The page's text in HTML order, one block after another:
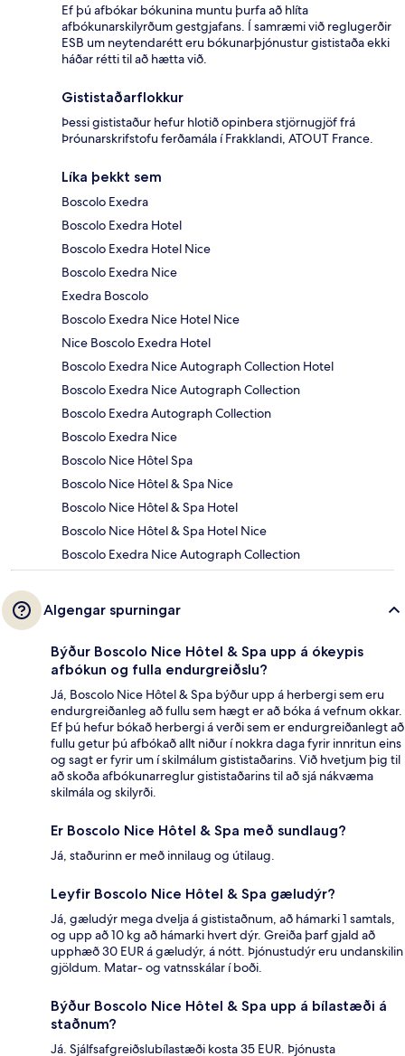
Ef þú afbókar bókunina muntu þurfa að hlíta
afbókunarskilyrðum gestgjafans. Í samræmi við reglugerðir
ESB um neytendarétt eru bókunarþjónustur gististaða ekki
háðar rétti til að hætta við.
Gististaðarflokkur
Þessi gististaður hefur hlotið opinbera stjörnugjöf frá
Þróunarskrifstofu ferðamála í Frakklandi, ATOUT France.
Líka þekkt sem
Boscolo Exedra
Boscolo Exedra Hotel
Boscolo Exedra Hotel Nice
Boscolo Exedra Nice
Exedra Boscolo
Boscolo Exedra Nice Hotel Nice
Nice Boscolo Exedra Hotel
Boscolo Exedra Nice Autograph Collection Hotel
Boscolo Exedra Nice Autograph Collection
Boscolo Exedra Autograph Collection
Boscolo Exedra Nice
Boscolo Nice Hôtel Spa
Boscolo Nice Hôtel & Spa Nice
Boscolo Nice Hôtel & Spa Hotel
Boscolo Nice Hôtel & Spa Hotel Nice
Boscolo Exedra Nice Autograph Collection
Algengar spurningar
Býður Boscolo Nice Hôtel & Spa upp á ókeypis
afbókun og fulla endurgreiðslu?
Já, Boscolo Nice Hôtel & Spa býður upp á herbergi sem eru
endurgreiðanleg að fullu sem hægt er að bóka á vefnum okkar.
Ef þú hefur bókað herbergi á verði sem er endurgreiðanlegt að
fullu getur þú afbókað allt niður í nokkra daga fyrir innritun eins
og sagt er fyrir um í skilmálum gististaðarins. Við hvetjum þig til
að skoða afbókunarreglur gististaðarins til að sjá nákvæma
skilmála og skilyrði.
Er Boscolo Nice Hôtel & Spa með sundlaug?
Já, staðurinn er með innilaug og útilaug.
Leyfir Boscolo Nice Hôtel & Spa gæludýr?
Já, gæludýr mega dvelja á gististaðnum, að hámarki 1 samtals,
og upp að 10 kg að hámarki hvert dýr. Greiða þarf gjald að
upphæð 30 EUR á gæludýr, á nótt. Þjónustudýr eru undanskilin
gjöldum. Matar- og vatnsskálar í boði.
Býður Boscolo Nice Hôtel & Spa upp á bílastæði á
staðnum?
Já. Sjálfsafgreiðslubílastæði kosta 35 EUR. Þjónusta